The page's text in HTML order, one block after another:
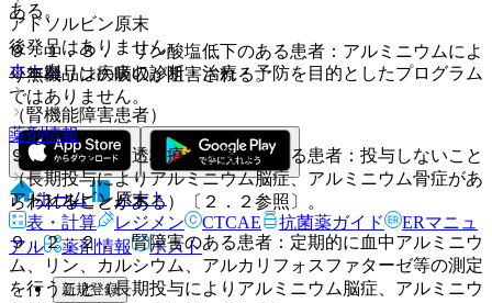
アドソルビン原末
後発品はありません
ホーム
薬剤情報
アドソルビン原末
ある。
９．１．３． リン酸塩低下のある患者：アルミニウムによ
り無機リンの吸収が阻害される。
（腎機能障害患者）
９．２．１． 透析療法を受けている患者：投与しないこと
（長期投与によりアルミニウム脳症、アルミニウム骨症があ
らわれることがある）〔２．２参照〕。
９．２．２． 腎障害のある患者：定期的に血中アルミニウ
ム、リン、カルシウム、アルカリフォスファターゼ等の測定
を行うこと（長期投与によりアルミニウム脳症、アルミニウ
※本製品は疾病の診断・治療・予防を目的としたプログラム
ではありません。
ホーム
ノート
表・計算
レジメン CTCAE 抗菌薬ガイド
ERマニュ
アル
薬剤情報 ポスト
新規登録